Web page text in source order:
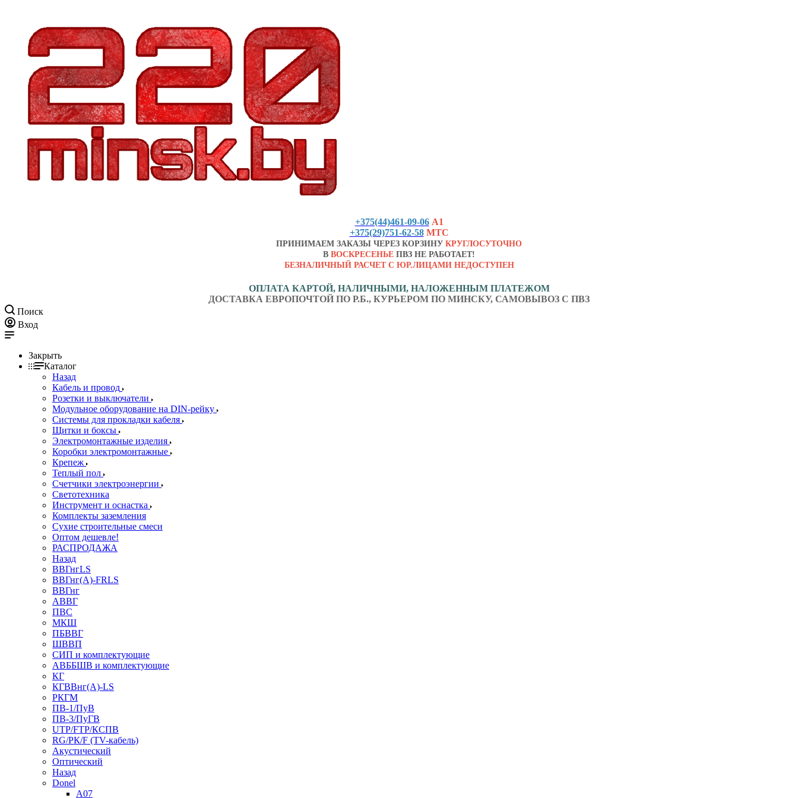
+375(44)461-09-06 А1
+375(29)751-62-58 МТС
ПРИНИМАЕМ ЗАКАЗЫ ЧЕРЕЗ КОРЗИНУ КРУГЛОСУТОЧНО
В ВОСКРЕСЕНЬЕ ПВЗ НЕ РАБОТАЕТ!
БЕЗНАЛИЧНЫЙ РАСЧЕТ С ЮР.ЛИЦАМИ НЕДОСТУПЕН
ОПЛАТА КАРТОЙ, НАЛИЧНЫМИ, НАЛОЖЕННЫМ ПЛАТЕЖОМ
ДОСТАВКА ЕВРОПОЧТОЙ ПО Р.Б., КУРЬЕРОМ ПО МИНСКУ, САМОВЫВОЗ С ПВЗ
Поиск
Вход
Закрыть
Каталог
Назад
Кабель и провод
Розетки и выключатели
Модульное оборудование на DIN-рейку
Системы для прокладки кабеля
Щитки и боксы
Электромонтажные изделия
Коробки электромонтажные
Крепеж
Теплый пол
Счетчики электроэнергии
Светотехника
Инструмент и оснастка
Комплекты заземления
Сухие строительные смеси
Оптом дешевле!
РАСПРОДАЖА
Назад
ВВГнгLS
ВВГнг(А)-FRLS
ВВГнг
АВВГ
ПВС
МКШ
ПБВВГ
ШВВП
СИП и комплектующие
АВББШВ и комплектующие
КГ
КГВВнг(А)-LS
РКГМ
ПВ-1/ПуВ
ПВ-3/ПуГВ
UTP/FTP/КСПВ
RG/РК/F (TV-кабель)
Акустический
Оптический
Назад
Donel
A07